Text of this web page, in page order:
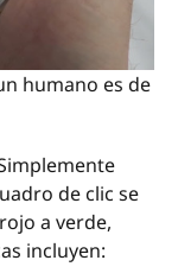
humano es de
de clic se
a verde,
incluyen: